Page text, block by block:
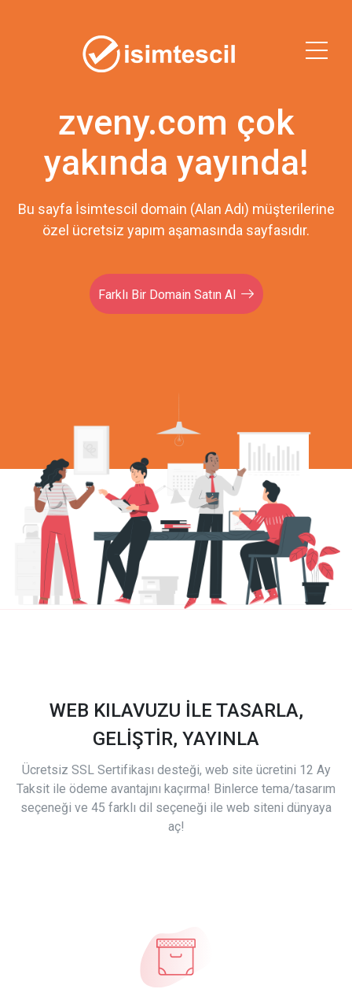
zveny.com çok
yakında yayında!
Bu sayfa İsimtescil domain (Alan Adı) müşterilerine
özel ücretsiz yapım aşamasında sayfasıdır.
Farklı Bir Domain Satın Al
WEB KILAVUZU İLE TASARLA,
GELİŞTİR, YAYINLA
Ücretsiz SSL Sertifikası desteği, web site ücretini 12 Ay
Taksit ile ödeme avantajını kaçırma! Binlerce tema/tasarım
seçeneği ve 45 farklı dil seçeneği ile web siteni dünyaya
aç!